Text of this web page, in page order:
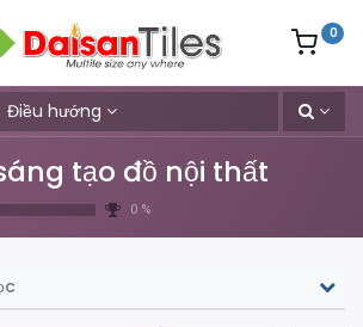
0
Điều hướng
tạo đồ nội thất
0 %